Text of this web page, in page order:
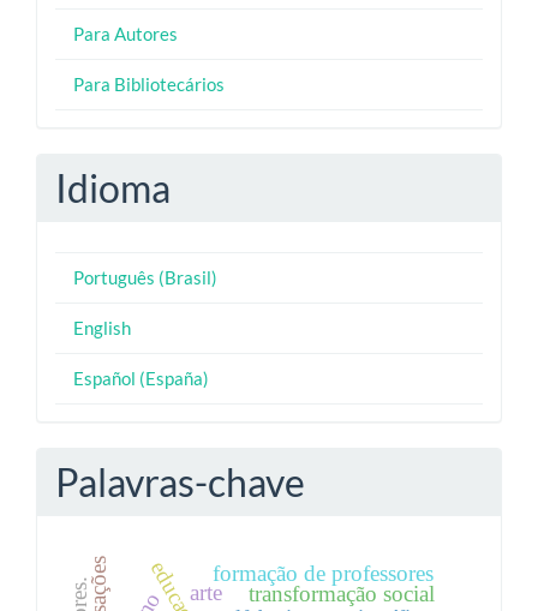
Para Autores
Para Bibliotecários
Idioma
Português (Brasil)
English
Español (España)
Palavras-chave
transformação social
formação de professores
arte